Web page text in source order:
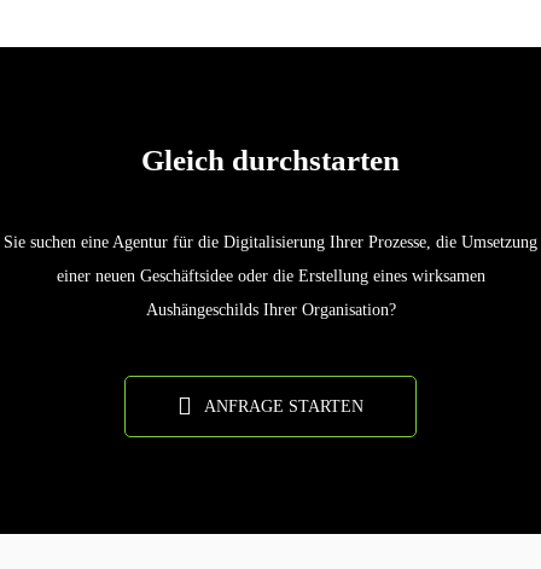
Gleich durchstarten
Sie suchen eine Agentur für die Digitalisierung Ihrer Prozesse, die Umsetzung
einer neuen Geschäftsidee oder die Erstellung eines wirksamen
Aushängeschilds Ihrer Organisation?
ANFRAGE STARTEN